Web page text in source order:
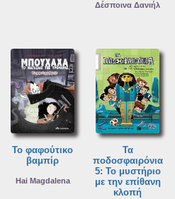
Δέσποινα Δανιήλ
Το φαφούτικο
βαμπίρ
Hai Magdalena
Τα
ποδοσφαιρόνια
5: Το μυστήριο
με την επίθανη
κλοπή